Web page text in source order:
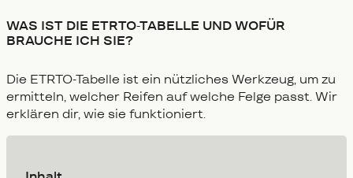
WAS IST DIE ETRTO-TABELLE UND WOFÜR
BRAUCHE ICH SIE?
Die ETRTO-Tabelle ist ein nützliches Werkzeug, um zu
ermitteln, welcher Reifen auf welche Felge passt. Wir
erklären dir, wie sie funktioniert.